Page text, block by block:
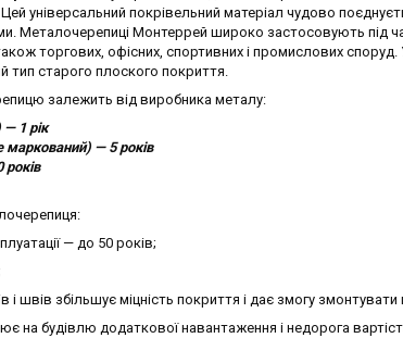
універсальний покрівельний матеріал чудово
Металочерепиці Монтеррей широко застосовують під
торгових, офісних, спортивних і промислових
тип старого плоского покриття.
залежить від виробника металу:
1 рік
маркований) — 5 років
— до 50 років;
і швів збільшує міцність покриття і дає змогу
на будівлю додаткової навантаження і недорога